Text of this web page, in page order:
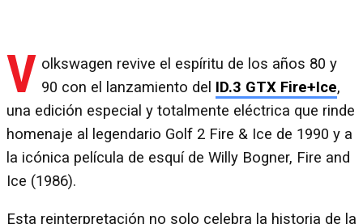
V olkswagen revive el espíritu de los años 80 y
90 con el lanzamiento del ID.3 GTX Fire+Ice,
una edición especial y totalmente eléctrica que rinde
homenaje al legendario Golf 2 Fire & Ice de 1990 y a
la icónica película de esquí de Willy Bogner, Fire and
Ice (1986).
Esta reinterpretación no solo celebra la historia de la